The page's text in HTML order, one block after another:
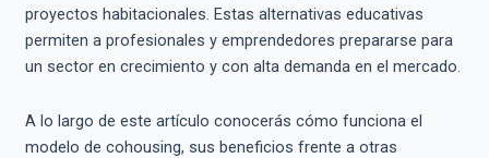
proyectos habitacionales. Estas alternativas educativas
permiten a profesionales y emprendedores prepararse para
un sector en crecimiento y con alta demanda en el mercado.
A lo largo de este artículo conocerás cómo funciona el
modelo de cohousing, sus beneficios frente a otras